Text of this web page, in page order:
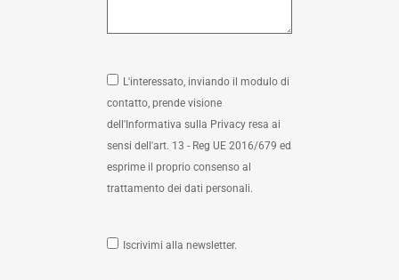
L'interessato, inviando il modulo di
contatto, prende visione
dell'Informativa sulla Privacy resa ai
sensi dell'art. 13 - Reg UE 2016/679 ed
esprime il proprio consenso al
trattamento dei dati personali.
Iscrivimi alla newsletter.